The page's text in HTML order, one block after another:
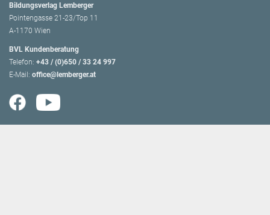
Bildungsverlag Lemberger
Pointengasse 21-23/Top 11
A-1170 Wien
BVL Kundenberatung
Telefon: +43 / (0)650 / 33 24 997
E-Mail: office@lemberger.at